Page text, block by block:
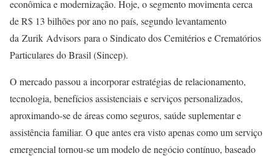
econômica e modernização. Hoje, o segmento movimenta cerca
de R$ 13 bilhões por ano no país, segundo levantamento
da Zurik Advisors para o Sindicato dos Cemitérios e Crematórios
Particulares do Brasil (Sincep).
O mercado passou a incorporar estratégias de relacionamento,
tecnologia, benefícios assistenciais e serviços personalizados,
aproximando-se de áreas como seguros, saúde suplementar e
assistência familiar. O que antes era visto apenas como um serviço
emergencial tornou-se um modelo de negócio contínuo, baseado